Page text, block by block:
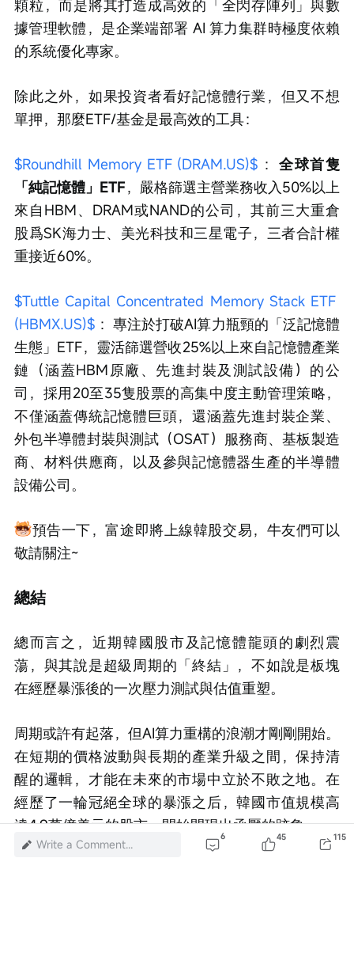
顆粒，而是將其打造成高效的「全閃存陣列」與數
據管理軟體，是企業端部署 AI 算力集群時極度依賴
的系統優化專家。
除此之外，如果投資者看好記憶體行業，但又不想
單押，那麼ETF/基金是最高效的工具：
$Roundhill Memory ETF (DRAM.US)$ ： 全球首隻
「純記憶體」ETF，嚴格篩選主營業務收入50%以上
來自HBM、DRAM或NAND的公司，其前三大重倉
股爲SK海力士、美光科技和三星電子，三者合計權
重接近60%。
$Tuttle Capital Concentrated Memory Stack ETF
(HBMX.US)$ ：專注於打破AI算力瓶頸的「泛記憶體
生態」ETF，靈活篩選營收25%以上來自記憶體產業
鏈（涵蓋HBM原廠、先進封裝及測試設備）的公
司，採用20至35隻股票的高集中度主動管理策略，
不僅涵蓋傳統記憶體巨頭，還涵蓋先進封裝企業、
外包半導體封裝與測試（OSAT）服務商、基板製造
商、材料供應商，以及參與記憶體器生產的半導體
設備公司。
預告一下，富途即將上線韓股交易，牛友們可以
敬請關注~
總結
總而言之，近期韓國股市及記憶體龍頭的劇烈震
蕩，與其說是超級周期的「終結」，不如說是板塊
在經歷暴漲後的一次壓力測試與估值重塑。
周期或許有起落，但AI算力重構的浪潮才剛剛開始。
在短期的價格波動與長期的產業升級之間，保持清
醒的邏輯，才能在未來的市場中立於不敗之地。在
經歷了一輪冠絕全球的暴漲之后，韓國市值規模高
達4.9萬億美元的股市，開始閃現出承壓的跡象。
Write a Comment...
6 45 115